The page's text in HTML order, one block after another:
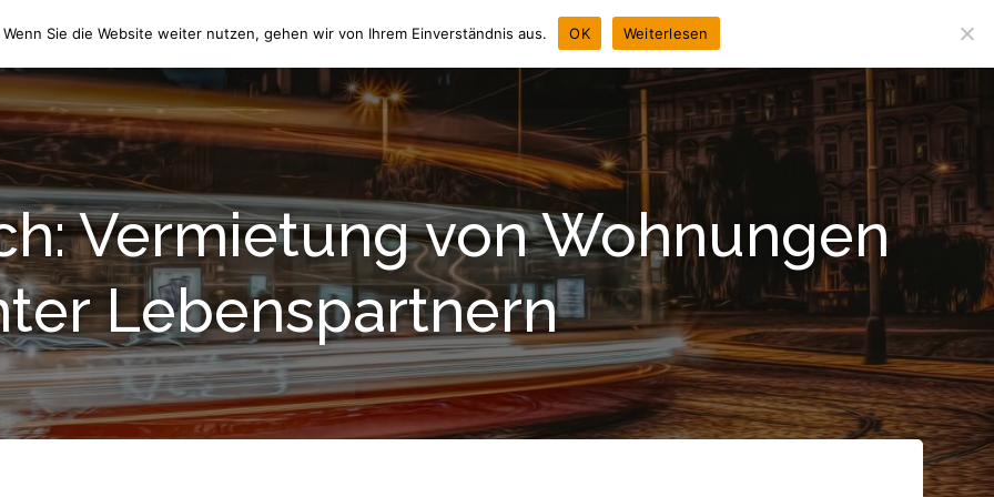
NEWS CHRONIK LEISTUNGEN
Vermietung von Wohnungen
Lebenspartnern
Sie die Website weiter nutzen, gehen wir von Ihrem Einverständnis aus. OK Weiterlesen